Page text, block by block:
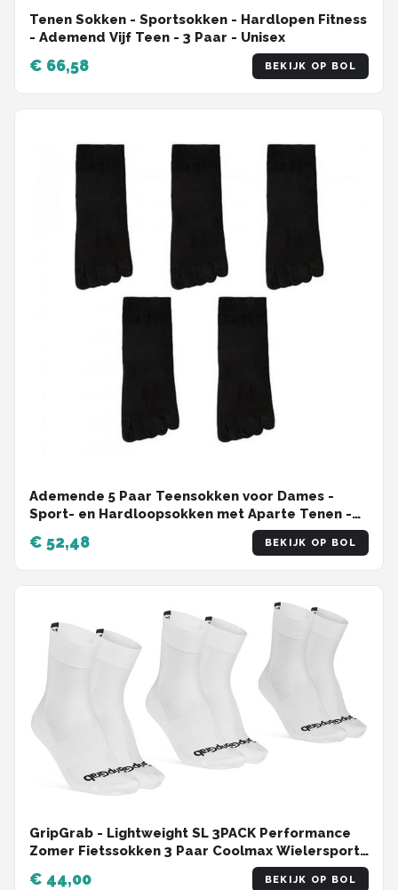
Tenen Sokken - Sportsokken - Hardlopen Fitness
- Ademend Vijf Teen - 3 Paar - Unisex
€ 66,58 BEKIJK OP BOL
Ademende 5 Paar Teensokken voor Dames -
Sport- en Hardloopsokken met Aparte Tenen -
Zweetabsorberend en Geschikt voor Alle
Seizoenen
€ 52,48 BEKIJK OP BOL
GripGrab - Lightweight SL 3PACK Performance
Zomer Fietssokken 3 Paar Coolmax Wielersport
Sokken Regular Cut - Wit - Unisex - Maat S (38-
41)
€ 44,00 BEKIJK OP BOL